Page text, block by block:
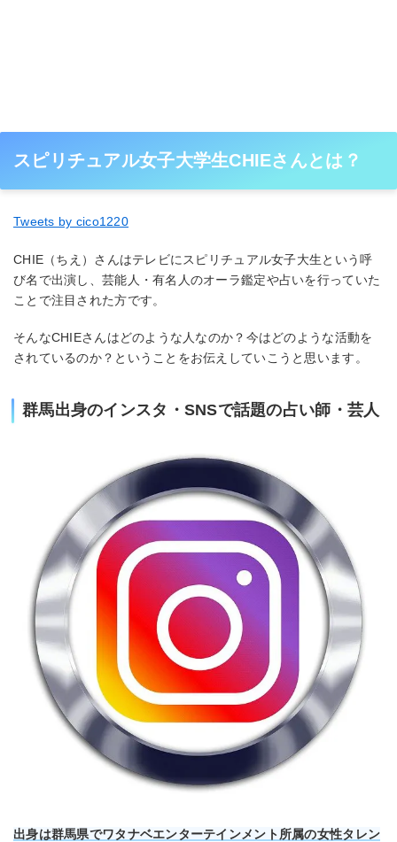
スピリチュアル女子大学生CHIEさんとは？
Tweets by cico1220
CHIE（ちえ）さんはテレビにスピリチュアル女子大生という呼
び名で出演し、芸能人・有名人のオーラ鑑定や占いを行っていた
ことで注目された方です。
そんなCHIEさんはどのような人なのか？今はどのような活動を
されているのか？ということをお伝えしていこうと思います。
群馬出身のインスタ・SNSで話題の占い師・芸人
出身は群馬県でワタナベエンターテインメント所属の女性タレン